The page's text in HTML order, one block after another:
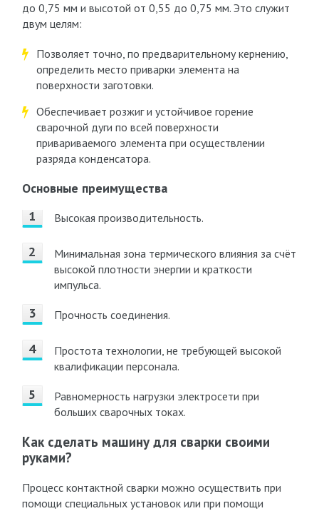
до 0,75 мм и высотой от 0,55 до 0,75 мм. Это служит
двум целям:
Позволяет точно, по предварительному кернению,
определить место приварки элемента на
поверхности заготовки.
Обеспечивает розжиг и устойчивое горение
сварочной дуги по всей поверхности
привариваемого элемента при осуществлении
разряда конденсатора.
Основные преимущества
Высокая производительность.
Минимальная зона термического влияния за счёт
высокой плотности энергии и краткости
импульса.
Прочность соединения.
Простота технологии, не требующей высокой
квалификации персонала.
Равномерность нагрузки электросети при
больших сварочных токах.
Как сделать машину для сварки своими
руками?
Процесс контактной сварки можно осуществить при
помощи специальных установок или при помощи